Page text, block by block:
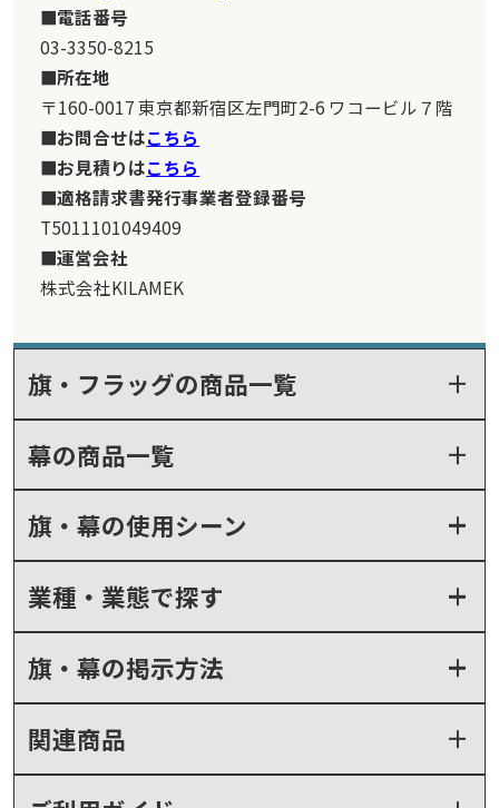
電話番号
03-3350-8215
所在地
〒160-0017 東京都新宿区左門町2-6 ワコービル７階
お問合せはこちら
お見積りはこちら
適格請求書発行事業者登録番号
T5011101049409
運営会社
株式会社KILAMEK
旗・フラッグの商品一覧
幕の商品一覧
旗・幕の使用シーン
業種・業態で探す
旗・幕の掲示方法
関連商品